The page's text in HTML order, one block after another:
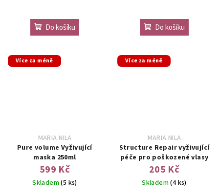
Do košíku Do košíku
Více za méně
MARIA NILA
Pure volume Vyživující
maska 250ml
599 Kč
Skladem(5 ks)
Více za méně
MARIA NILA
Structure Repair vyživující
péče pro poškozené vlasy
205 Kč
Skladem(4 ks)